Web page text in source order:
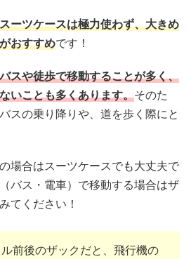
スーツケースは極力使わず、大きめ
おすすめです！
バスや徒歩で移動することが多く、
いことも多くあります。そのた
スの乗り降りや、道を歩く際にと
場合はスーツケースでも大丈夫で
バス・電車）で移動する場合はザ
てください！
前後のザックだと、飛行機の